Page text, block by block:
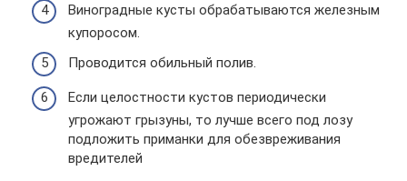
Виноградные кусты обрабатываются железным
купоросом.
Проводится обильный полив.
Если целостности кустов периодически
угрожают грызуны, то лучше всего под лозу
подложить приманки для обезвреживания
вредителей